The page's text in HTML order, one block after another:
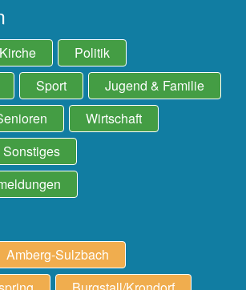
Kirche
Politik
Sport
Jugend & Familie
Wirtschaft
Sonstiges
Amberg-Sulzbach